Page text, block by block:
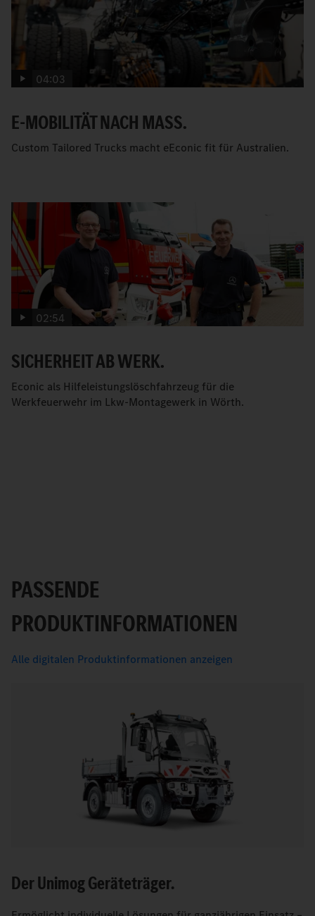
04:03
E-MOBILITÄT NACH MASS.
Custom Tailored Trucks macht eEconic fit für Australien.
02:54
SICHERHEIT AB WERK.
Econic als Hilfeleistungslöschfahrzeug für die
Werkfeuerwehr im Lkw-Montagewerk in Wörth.
PASSENDE
PRODUKTINFORMATIONEN
Alle digitalen Produktinformationen anzeigen
Der Unimog Geräteträger.